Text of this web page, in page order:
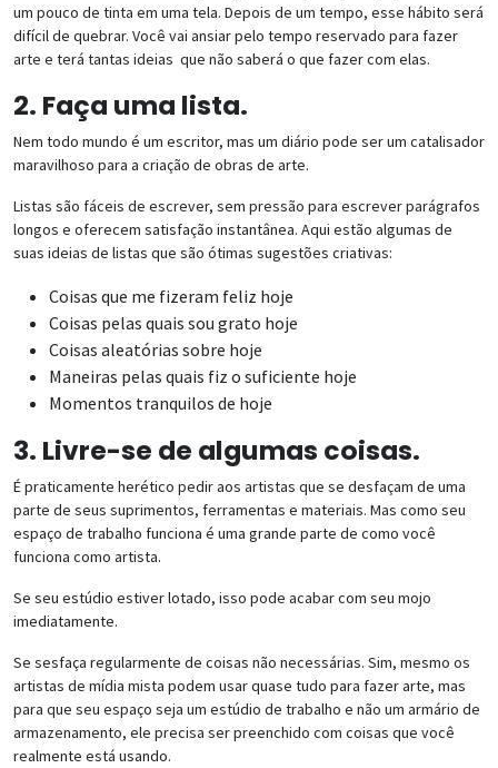
um pouco de tinta em uma tela. Depois de um tempo, esse hábito será
difícil de quebrar. Você vai ansiar pelo tempo reservado para fazer
arte e terá tantas ideias que não saberá o que fazer com elas.
2. Faça uma lista.
Nem todo mundo é um escritor, mas um diário pode ser um catalisador
maravilhoso para a criação de obras de arte.
Listas são fáceis de escrever, sem pressão para escrever parágrafos
longos e oferecem satisfação instantânea. Aqui estão algumas de
suas ideias de listas que são ótimas sugestões criativas:
Coisas que me fizeram feliz hoje
Coisas pelas quais sou grato hoje
Coisas aleatórias sobre hoje
Maneiras pelas quais fiz o suficiente hoje
Momentos tranquilos de hoje
3. Livre-se de algumas coisas.
É praticamente herético pedir aos artistas que se desfaçam de uma
parte de seus suprimentos, ferramentas e materiais. Mas como seu
espaço de trabalho funciona é uma grande parte de como você
funciona como artista.
Se seu estúdio estiver lotado, isso pode acabar com seu mojo
imediatamente.
Se sesfaça regularmente de coisas não necessárias. Sim, mesmo os
artistas de mídia mista podem usar quase tudo para fazer arte, mas
para que seu espaço seja um estúdio de trabalho e não um armário de
armazenamento, ele precisa ser preenchido com coisas que você
realmente está usando.